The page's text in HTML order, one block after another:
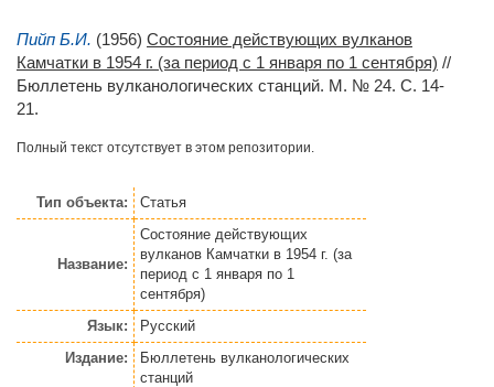
Пийп Б.И. (1956) Состояние действующих вулканов
Камчатки в 1954 г. (за период с 1 января по 1 сентября) //
Бюллетень вулканологических станций. М. № 24. С. 14-
21.
Полный текст отсутствует в этом репозитории.
Тип объекта: Статья
Название:
Состояние действующих
вулканов Камчатки в 1954 г. (за
период с 1 января по 1
сентября)
Язык:
Русский
Издание:
Бюллетень вулканологических
станций